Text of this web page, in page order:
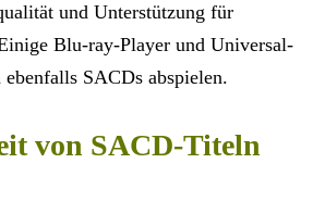
und Unterstützung für
Blu-ray-Player und Universal-
SACDs abspielen.
von SACD-Titeln